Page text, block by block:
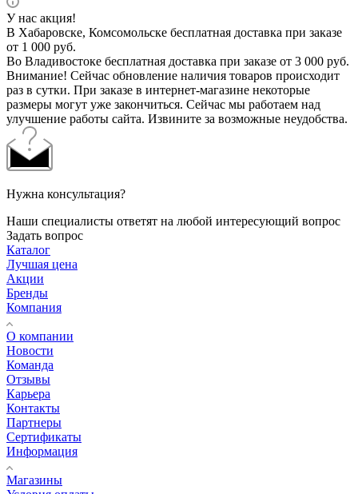
У нас акция!
В Хабаровске, Комсомольске бесплатная доставка при заказе
от 1 000 руб.
Во Владивостоке бесплатная доставка при заказе от 3 000 руб.
Внимание! Сейчас обновление наличия товаров происходит
раз в сутки. При заказе в интернет-магазине некоторые
размеры могут уже закончиться. Сейчас мы работаем над
улучшение работы сайта. Извините за возможные неудобства.
Нужна консультация?
Наши специалисты ответят на любой интересующий вопрос
Задать вопрос
Каталог
Лучшая цена
Акции
Бренды
Компания
О компании
Новости
Команда
Отзывы
Карьера
Контакты
Партнеры
Сертификаты
Информация
Магазины